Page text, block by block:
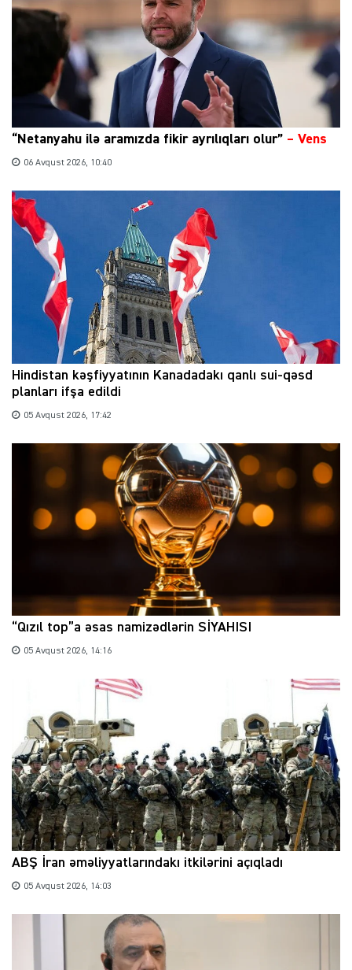
“Netanyahu ilə aramızda fikir ayrılıqları olur” – Vens
06 Avqust 2026, 10:40
Hindistan kəşfiyyatının Kanadadakı qanlı sui-qəsd
planları ifşa edildi
05 Avqust 2026, 17:42
“Qızıl top”a əsas namizədlərin SİYAHISI
05 Avqust 2026, 14:16
ABŞ İran əməliyyatlarındakı itkilərini açıqladı
05 Avqust 2026, 14:03